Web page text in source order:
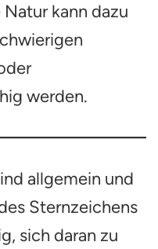
kann dazu
werden.
allgemein und
Sternzeichens
sich daran zu